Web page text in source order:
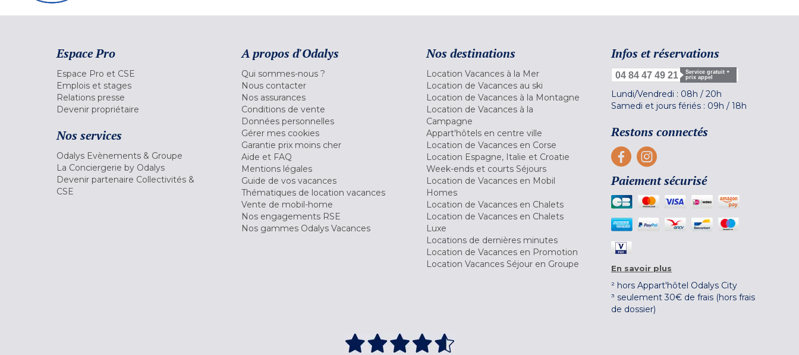
Espace Pro
Espace Pro et CSE
Emplois et stages
Relations presse
Devenir propriétaire
Nos services
Odalys Evènements & Groupe
La Conciergerie by Odalys
Devenir partenaire Collectivités &
CSE
A propos d'Odalys
Qui sommes-nous ?
Nous contacter
Nos assurances
Conditions de vente
Données personnelles
Gérer mes cookies
Garantie prix moins cher
Aide et FAQ
Mentions légales
Guide de vos vacances
Thématiques de location vacances
Vente de mobil-home
Nos engagements RSE
Nos gammes Odalys Vacances
Nos destinations
Location Vacances à la Mer
Location de Vacances au ski
Location de Vacances à la Montagne
Location de Vacances à la
Campagne
Appart'hôtels en centre ville
Location de Vacances en Corse
Location Espagne, Italie et Croatie
Week-ends et courts Séjours
Location de Vacances en Mobil
Homes
Location de Vacances en Chalets
Location de Vacances en Chalets
Luxe
Locations de dernières minutes
Location de Vacances en Promotion
Location Vacances Séjour en Groupe
Infos et réservations
04 84 47 49 21
Service gratuit +
prix appel
Lundi/Vendredi : 08h / 20h
Samedi et jours fériés : 09h / 18h
Restons connectés
Paiement sécurisé
En savoir plus
² hors Appart'hôtel Odalys City
³ seulement 30€ de frais (hors frais
de dossier)